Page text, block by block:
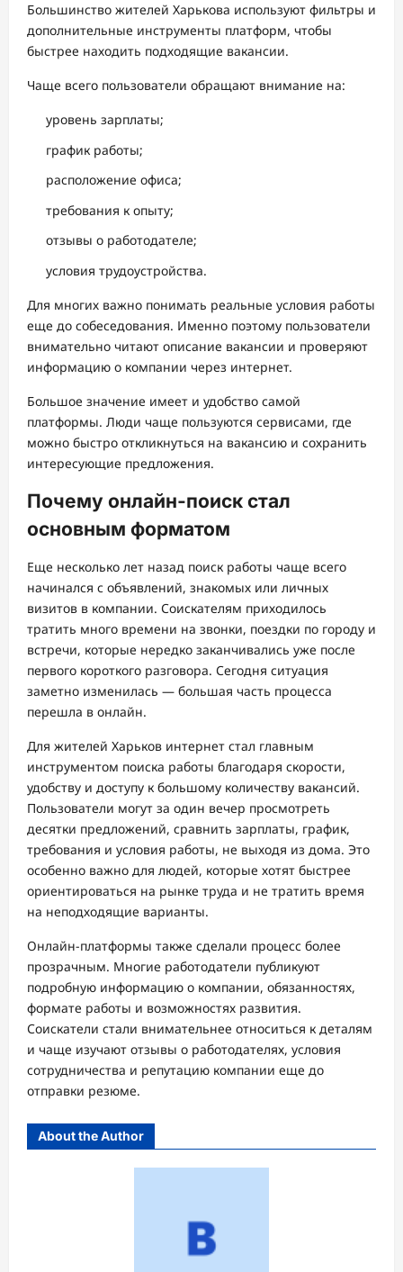
Большинство жителей Харькова используют фильтры и
дополнительные инструменты платформ, чтобы
быстрее находить подходящие вакансии.
Чаще всего пользователи обращают внимание на:
уровень зарплаты;
график работы;
расположение офиса;
требования к опыту;
отзывы о работодателе;
условия трудоустройства.
Для многих важно понимать реальные условия работы
еще до собеседования. Именно поэтому пользователи
внимательно читают описание вакансии и проверяют
информацию о компании через интернет.
Большое значение имеет и удобство самой
платформы. Люди чаще пользуются сервисами, где
можно быстро откликнуться на вакансию и сохранить
интересующие предложения.
Почему онлайн-поиск стал
основным форматом
Еще несколько лет назад поиск работы чаще всего
начинался с объявлений, знакомых или личных
визитов в компании. Соискателям приходилось
тратить много времени на звонки, поездки по городу и
встречи, которые нередко заканчивались уже после
первого короткого разговора. Сегодня ситуация
заметно изменилась — большая часть процесса
перешла в онлайн.
Для жителей Харьков интернет стал главным
инструментом поиска работы благодаря скорости,
удобству и доступу к большому количеству вакансий.
Пользователи могут за один вечер просмотреть
десятки предложений, сравнить зарплаты, график,
требования и условия работы, не выходя из дома. Это
особенно важно для людей, которые хотят быстрее
ориентироваться на рынке труда и не тратить время
на неподходящие варианты.
Онлайн-платформы также сделали процесс более
прозрачным. Многие работодатели публикуют
подробную информацию о компании, обязанностях,
формате работы и возможностях развития.
Соискатели стали внимательнее относиться к деталям
и чаще изучают отзывы о работодателях, условия
сотрудничества и репутацию компании еще до
отправки резюме.
About the Author